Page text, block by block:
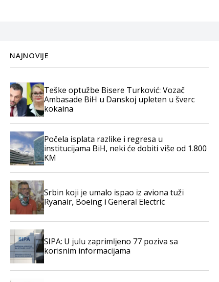
NAJNOVIJE
Teške optužbe Bisere Turković: Vozač
Ambasade BiH u Danskoj upleten u šverc
kokaina
Počela isplata razlike i regresa u
institucijama BiH, neki će dobiti više od 1.800
KM
Srbin koji je umalo ispao iz aviona tuži
Ryanair, Boeing i General Electric
SIPA: U julu zaprimljeno 77 poziva sa
korisnim informacijama